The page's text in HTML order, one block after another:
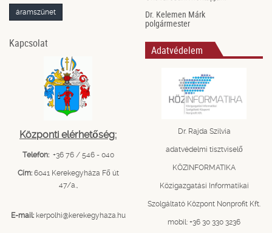
áramszünet
Kapcsolat
Központi elérhetőség:
Telefon: +36 76 / 546 - 040
Cím: 6041 Kerekegyháza Fő út
47/a.,
E-mail: kerpolhi@kerekegyhaza.hu
Dr. Kelemen Márk
polgármester
Adatvédelem
Dr. Rajda Szilvia
adatvédelmi tisztviselő
KÖZINFORMATIKA
Közigazgatási Informatikai
Szolgáltató Központ Nonprofit Kft.
mobil: +36 30 330 3236